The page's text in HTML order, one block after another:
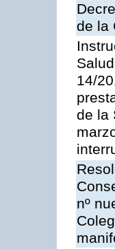
de la
14/
de la
nº